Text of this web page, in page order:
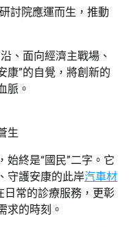
討院應運而生，推動
、面向經濟主戰場、
康”的自覺，將創新的
脈。
生
始終是“國民”二字。它
守護安康的此岸汽車材
日常的診療服務，更彰
求的時刻。